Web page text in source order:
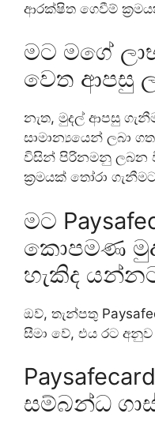
ආරක්ෂිත ගෙවීම්
මට මගේ
වෙත ආපසු
නැත, මුදල් ආපසු
සාමාන්‍යයෙන් ලබා
විසින් පිරිනමනු ලබන
ක්‍රමයක් තෝරා
මට
කොපමණ
හැකිද
ඔව්, තැන්පතු
සීමා වේ, එය රට
සම්බන්ධ